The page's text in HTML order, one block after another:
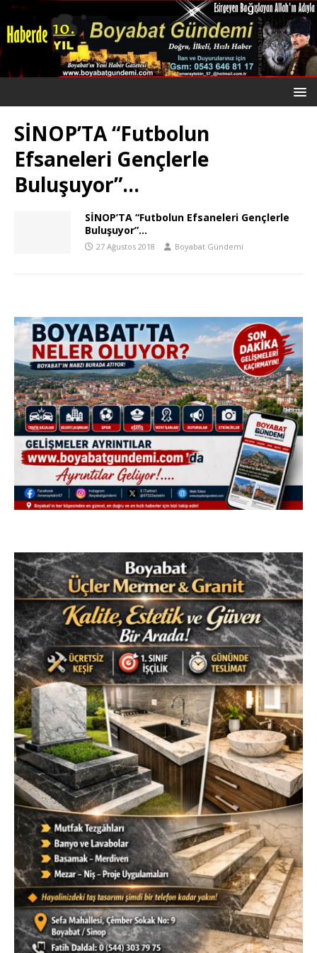
SİNOP’TA “Futbolun
Efsaneleri Gençlerle
Buluşuyor”…
SİNOP’TA “Futbolun Efsaneleri Gençlerle
Buluşuyor”…
27 Ağustos 2018 Boyabat Gündemi